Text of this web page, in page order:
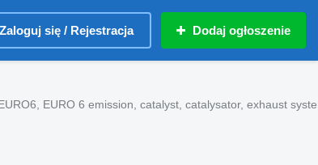
Zaloguj się / Rejestracja Dodaj ogłoszenie
EURO 6 emission, catalyst, catalysator,